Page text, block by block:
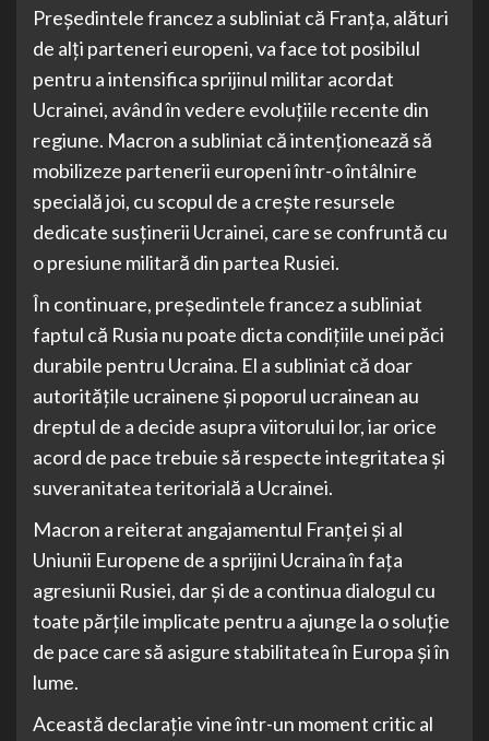
Președintele francez a subliniat că Franța, alături
de alți parteneri europeni, va face tot posibilul
pentru a intensifica sprijinul militar acordat
Ucrainei, având în vedere evoluțiile recente din
regiune. Macron a subliniat că intenționează să
mobilizeze partenerii europeni într-o întâlnire
specială joi, cu scopul de a crește resursele
dedicate susținerii Ucrainei, care se confruntă cu
o presiune militară din partea Rusiei.
În continuare, președintele francez a subliniat
faptul că Rusia nu poate dicta condițiile unei păci
durabile pentru Ucraina. El a subliniat că doar
autoritățile ucrainene și poporul ucrainean au
dreptul de a decide asupra viitorului lor, iar orice
acord de pace trebuie să respecte integritatea și
suveranitatea teritorială a Ucrainei.
Macron a reiterat angajamentul Franței și al
Uniunii Europene de a sprijini Ucraina în fața
agresiunii Rusiei, dar și de a continua dialogul cu
toate părțile implicate pentru a ajunge la o soluție
de pace care să asigure stabilitatea în Europa și în
lume.
Această declarație vine într-un moment critic al